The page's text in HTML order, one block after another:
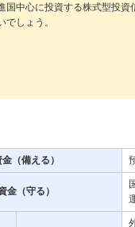
国中心に投資する株式型投
でしょう。
（備える）
金（守る）